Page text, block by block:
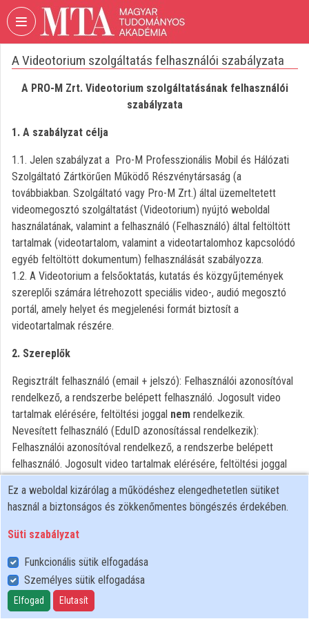
Fejléc kihagyása Menü kihagyása Tartalom kihagyása
VIDEOTORIUM
AKADÉMIA
Intézményi kezdőlap
Bejelentkezés
Intézményi felfedezés
Kategóriák
Intézményi listák
Intézmények
A Videotorium szolgáltatás felhasználói szabályzata
A PRO-M Zrt. Videotorium szolgáltatásának felhasználói
szabályzata
1. A szabályzat célja
1.1. Jelen szabályzat a Pro-M Professzionális Mobil és Hálózati
Szolgáltató Zártkörűen Működő Részvénytársaság (a
továbbiakban. Szolgáltató vagy Pro-M Zrt.) által üzemeltetett
videomegosztó szolgáltatást (Videotorium) nyújtó weboldal
használatának, valamint a felhasználó (Felhasználó) által feltöltött
tartalmak (videotartalom, valamint a videotartalomhoz kapcsolódó
egyéb feltöltött dokumentum) felhasználását szabályozza.
1.2. A Videotorium a felsőoktatás, kutatás és közgyűjtemények
szereplői számára létrehozott speciális video-, audió megosztó
portál, amely helyet és megjelenési formát biztosít a
videotartalmak részére.
2. Szereplők
Regisztrált felhasználó (email + jelszó): Felhasználói azonosítóval
rendelkező, a rendszerbe belépett felhasználó. Jogosult video
tartalmak elérésére, feltöltési joggal nem rendelkezik.
Nevesített felhasználó (EduID azonosítással rendelkezik):
Felhasználói azonosítóval rendelkező, a rendszerbe belépett
felhasználó. Jogosult video tartalmak elérésére, feltöltési joggal
Vendég látogató: Felhasználói azonosítóval nem rendelkező
személy. Csak a publikus tartalmak elérésére jogosult, feltöltési
joga nincs.
külön: Felhasználó)
Harmadik fél: Olyan személy, aki a feltöltött felvételen szerepel,
vagy valamely jogát (pl.: szerzői jog, személyiségi jogok,
szomszédos jogok) érinti a feltöltött tartalom, vagy a Regisztrált
Ez a weboldal kizárólag a működéshez elengedhetetlen sütiket
használ a biztonságos és zökkenőmentes böngészés érdekében.
Süti szabályzat
Funkcionális sütik elfogadása
Személyes sütik elfogadása
Elfogad Elutasít